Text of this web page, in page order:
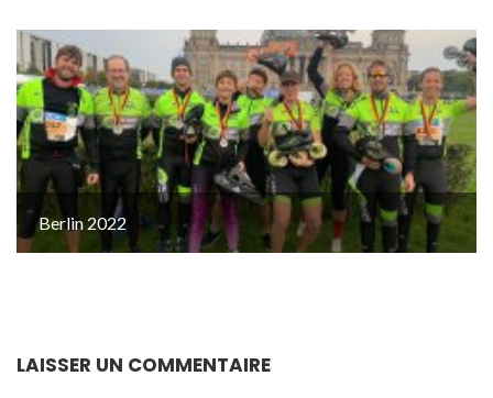
Berlin 2022
LAISSER UN COMMENTAIRE